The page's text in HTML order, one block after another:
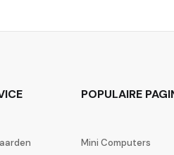
POPULAIRE
Mini Computers